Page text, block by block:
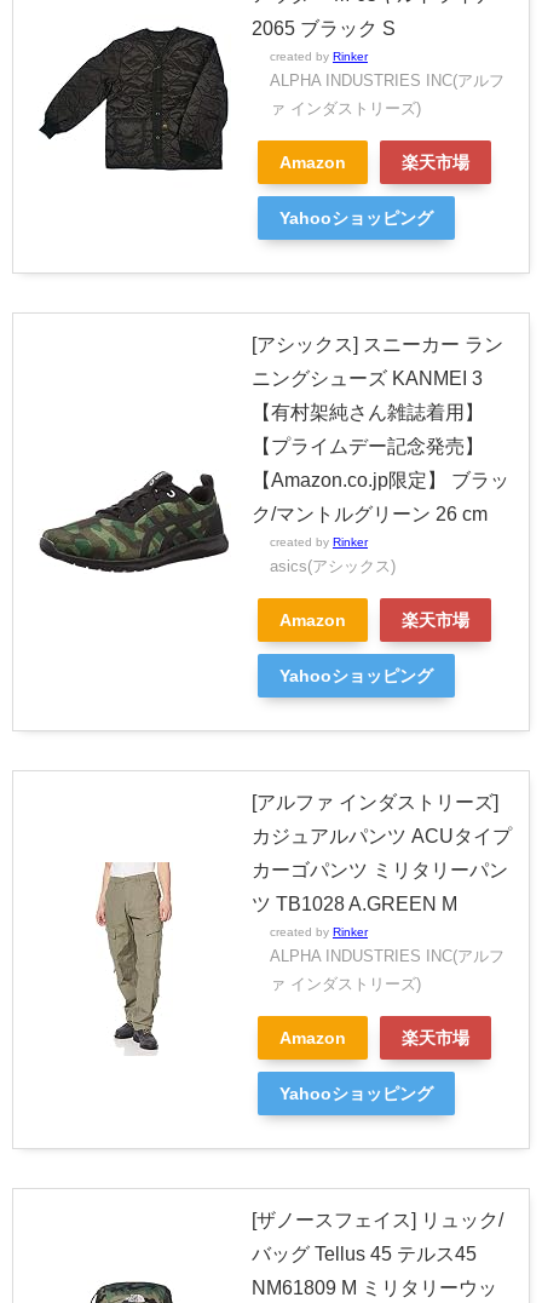
2065 ブラック S
created by Rinker
ALPHA INDUSTRIES INC(アルフ
ァ インダストリーズ)
Amazon 楽天市場
Yahooショッピング
[アシックス] スニーカー ラン
ニングシューズ KANMEI 3
【有村架純さん雑誌着用】
【プライムデー記念発売】
【Amazon.co.jp限定】 ブラッ
ク/マントルグリーン 26 cm
created by Rinker
asics(アシックス)
Amazon 楽天市場
Yahooショッピング
[アルファ インダストリーズ]
カジュアルパンツ ACUタイプ
カーゴパンツ ミリタリーパン
ツ TB1028 A.GREEN M
created by Rinker
ALPHA INDUSTRIES INC(アルフ
ァ インダストリーズ)
Amazon 楽天市場
Yahooショッピング
[ザノースフェイス] リュック/
バッグ Tellus 45 テルス45
NM61809 M ミリタリーウッ